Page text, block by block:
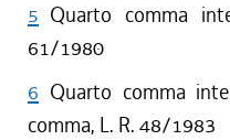
5 Quarto comma
61/1980
6 Quarto comma
comma, L. R. 48/1983